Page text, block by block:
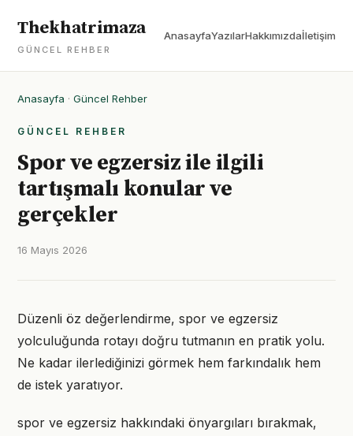
Thekhatrimaza
GÜNCEL REHBER
AnasayfaYazılarHakkımızdaİletişim
Anasayfa · Güncel Rehber
GÜNCEL REHBER
Spor ve egzersiz ile ilgili
tartışmalı konular ve
gerçekler
16 Mayıs 2026
Düzenli öz değerlendirme, spor ve egzersiz
yolculuğunda rotayı doğru tutmanın en pratik yolu.
Ne kadar ilerlediğinizi görmek hem farkındalık hem
de istek yaratıyor.
spor ve egzersiz hakkındaki önyargıları bırakmak,